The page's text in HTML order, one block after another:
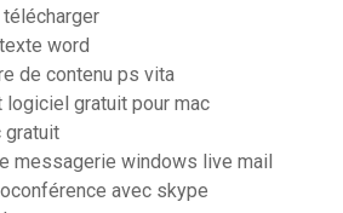
word
de contenu ps vita
gratuit pour mac
gratuit
messagerie windows live mail
avec skype